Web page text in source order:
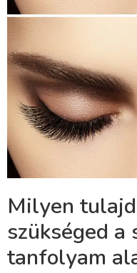
Milyen
szükséged
tanfolyam